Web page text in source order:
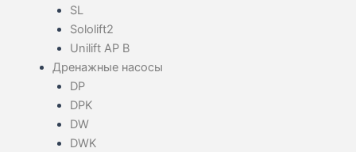
SL
Sololift2
Unilift AP B
Дренажные насосы
DP
DPK
DW
DWK